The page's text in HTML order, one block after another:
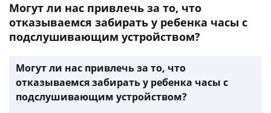
Могут ли нас привлечь за то, что
отказываемся забирать у ребенка часы с
подслушивающим устройством?
Могут ли нас привлечь за то, что
отказываемся забирать у ребенка часы с
подслушивающим устройством?